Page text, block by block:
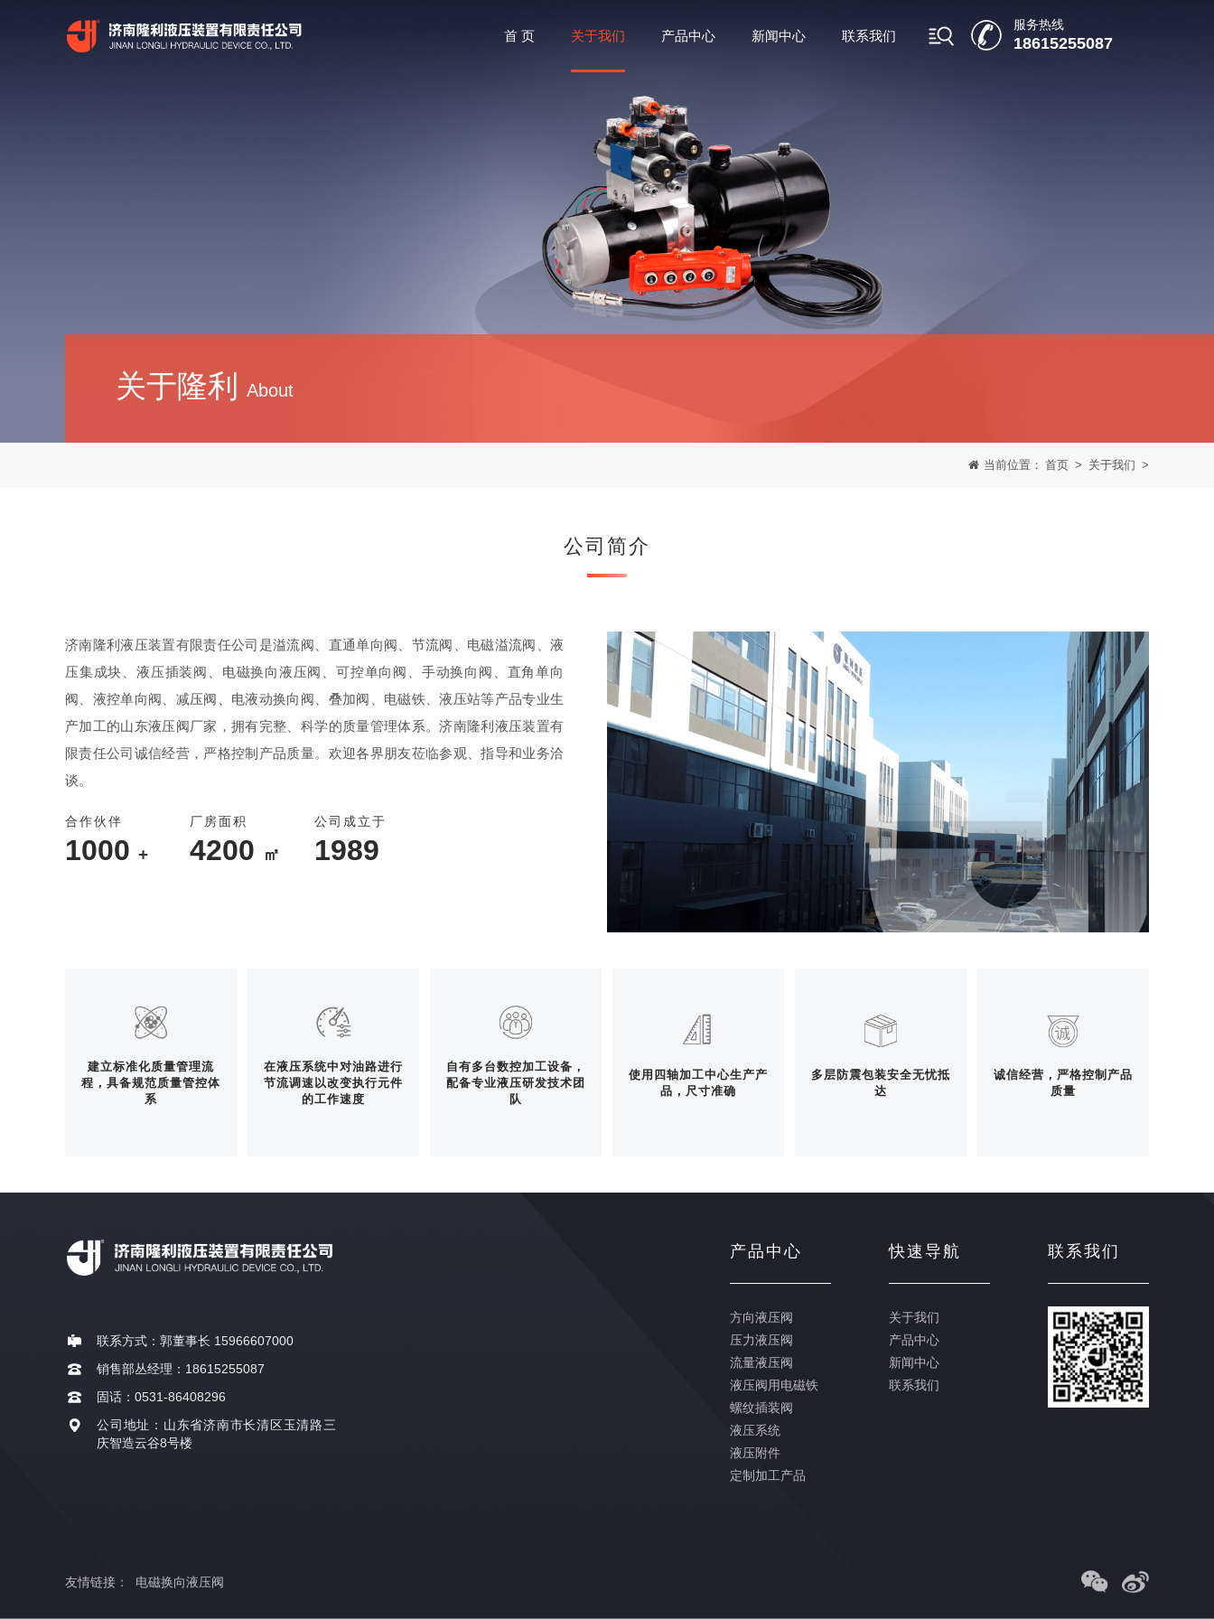
首 页 关于我们 产品中心 新闻中心 联系我们
服务热线
18615255087
关于隆利 About
当前位置： 首页 > 关于我们 >
公司简介
济南隆利液压装置有限责任公司是溢流阀、直通单向阀、节流阀、电磁溢流阀、液
压集成块、液压插装阀、电磁换向液压阀、可控单向阀、手动换向阀、直角单向
阀、液控单向阀、减压阀、电液动换向阀、叠加阀、电磁铁、液压站等产品专业生
产加工的山东液压阀厂家，拥有完整、科学的质量管理体系。济南隆利液压装置有
限责任公司诚信经营，严格控制产品质量。欢迎各界朋友莅临参观、指导和业务洽
谈。
合作伙伴
1000 +
厂房面积
4200 ㎡
公司成立于
1989
建立标准化质量管理流
程，具备规范质量管控体
系
在液压系统中对油路进行
节流调速以改变执行元件
的工作速度
自有多台数控加工设备，
配备专业液压研发技术团
队
使用四轴加工中心生产产
品，尺寸准确
多层防震包装安全无忧抵
达
诚信经营，严格控制产品
质量
联系我们
快速导航
关于我们
产品中心
新闻中心
联系我们
产品中心
方向液压阀
压力液压阀
流量液压阀
液压阀用电磁铁
螺纹插装阀
液压系统
液压附件
定制加工产品
联系方式：郭董事长 15966607000
销售部丛经理：18615255087
固话：0531-86408296
公司地址：山东省济南市长清区玉清路三
庆智造云谷8号楼
友情链接： 电磁换向液压阀